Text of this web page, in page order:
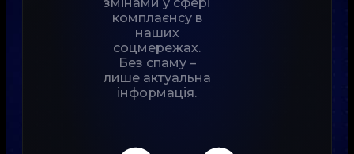
комплаєнсу в
наших
соцмережах.
Без спаму –
лише актуальна
інформація.